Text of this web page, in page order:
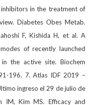
in the treatment of
Diabetes Obes Metab.
F, Kishida H, et al. A
of recently launched
the active site. Biochem
196. 7. Atlas IDF 2019 –
ingreso el 29 de julio de
IM, Kim MS. Efficacy and